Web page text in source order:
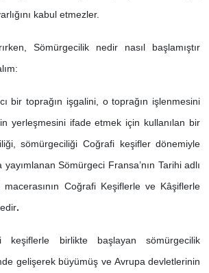
kabul etmezler.
Sömürgecilik nedir nasıl başlamıştır
bir toprağın işgalini, o toprağın işlenmesini
yerleşmesini ifade etmek için kullanılan bir
sömürgeciliği Coğrafi keşifler dönemiyle
yayımlanan Sömürgeci Fransa’nın Tarihi adlı
Coğrafi Keşiflerle ve Kâşiflerle
.
keşiflerle birlikte başlayan sömürgecilik
gelişerek büyümüş ve Avrupa devletlerinin